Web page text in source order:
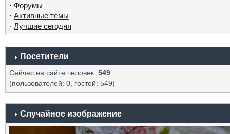
· Форумы
· Активные темы
· Лучшие сегодня
Посетители
Сейчас на сайте человек: 549
(пользователей: 0, гостей: 549)
Случайное изображение